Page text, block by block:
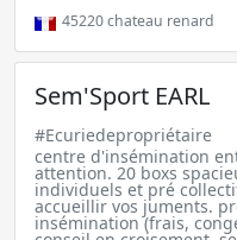
45220chateau renard
Sem'Sport EARL
#Ecuriedepropriétaire
centre d'insémination
attention. 20 boxs
individuels et pré
accueillir vos juments.
insémination (frais,